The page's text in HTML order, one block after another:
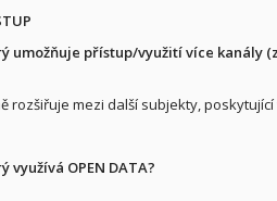
umožňuje přístup/využití více kanály
rozšiřuje mezi další subjekty,
využívá OPEN DATA?